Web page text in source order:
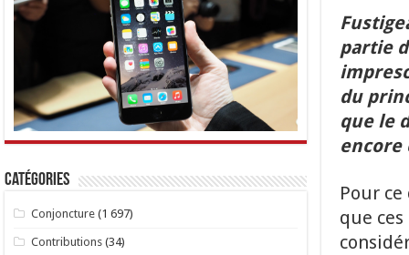
partie
du
que le
encore
Pour
que
Catégories
Conjoncture (1 697)
Contributions (34)